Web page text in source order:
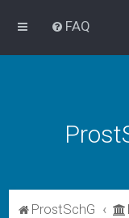
FAQ
ProstSchG